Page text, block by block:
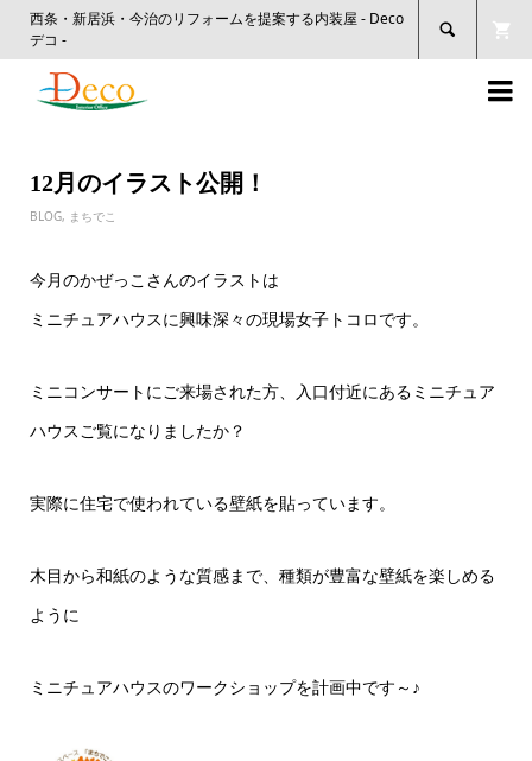
西条・新居浜・今治のリフォームを提案する内装屋 - Deco
デコ -


12月のイラスト公開！
BLOG, まちでこ
今月のかぜっこさんのイラストは
ミニチュアハウスに興味深々の現場女子トコロです。
ミニコンサートにご来場された方、入口付近にあるミニチュア
ハウスご覧になりましたか？
実際に住宅で使われている壁紙を貼っています。
木目から和紙のような質感まで、種類が豊富な壁紙を楽しめる
ように
ミニチュアハウスのワークショップを計画中です～♪